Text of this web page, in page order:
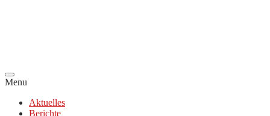
Menu
Aktuelles
Berichte